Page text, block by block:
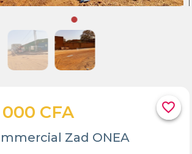
favorite_border
CFA
Zad ONEA